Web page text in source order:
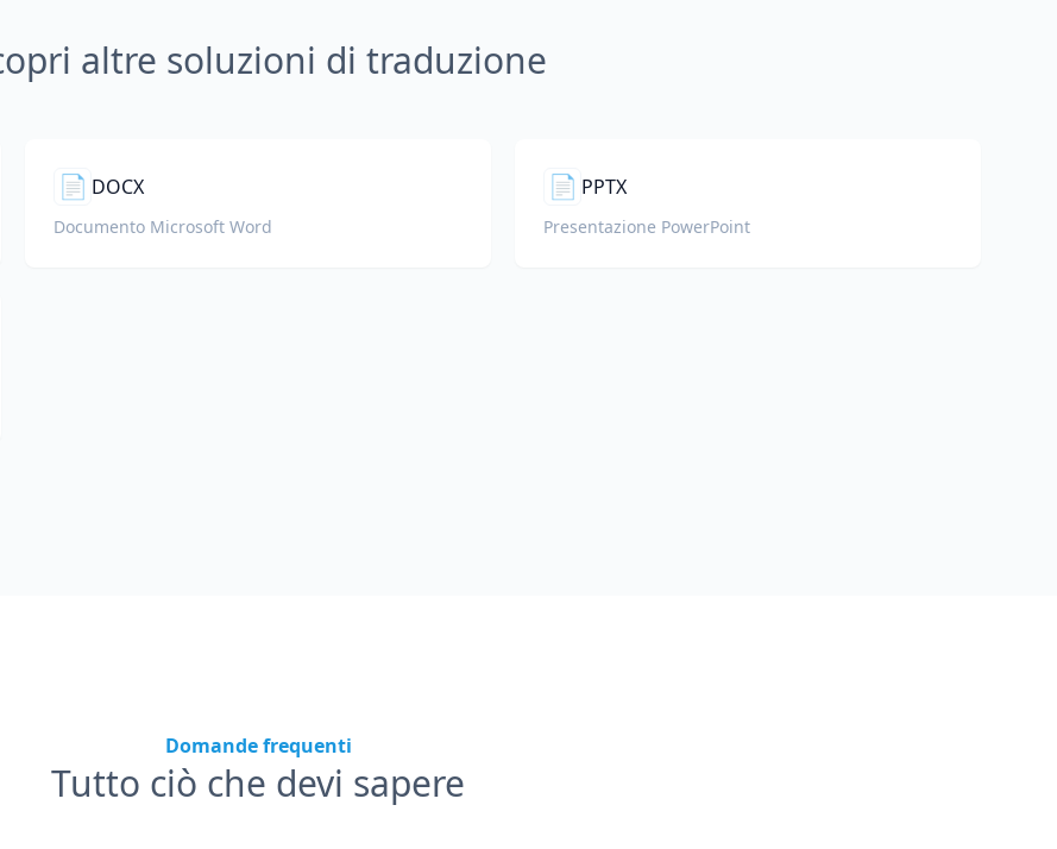
altre soluzioni di traduzione
📄 DOCX
Documento Microsoft Word
📄 PPTX
Presentazione PowerPoint
Domande frequenti
Tutto ciò che devi sapere